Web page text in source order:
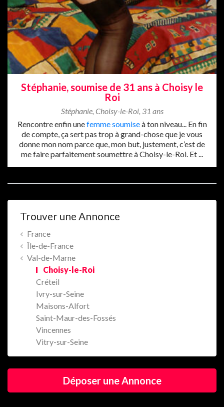
Stéphanie, soumise de 31 ans à Choisy le
Roi
Stéphanie, Choisy-le-Roi, 31 ans
Rencontre enfin unefemme soumiseà ton niveau... En fin
de compte, ça sert pas trop à grand-chose que je vous
donne mon nom parce que, mon but, justement, c’est de
me faire parfaitement soumettre à Choisy-le-Roi. Et ...
Trouver une Annonce
France
Île-de-France
Val-de-Marne
Choisy-le-Roi
Créteil
Ivry-sur-Seine
Maisons-Alfort
Saint-Maur-des-Fossés
Vincennes
Vitry-sur-Seine
Déposer une Annonce